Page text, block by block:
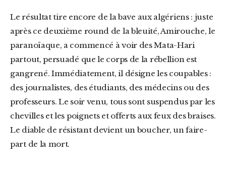
Le résultat tire encore de la bave aux algériens : juste
après ce deuxième round de la bleuité, Amirouche, le
paranoïaque, a commencé à voir des Mata-Hari
partout, persuadé que le corps de la rébellion est
gangrené. Immédiatement, il désigne les coupables :
des journalistes, des étudiants, des médecins ou des
professeurs. Le soir venu, tous sont suspendus par les
chevilles et les poignets et offerts aux feux des braises.
Le diable de résistant devient un boucher, un faire-
part de la mort.